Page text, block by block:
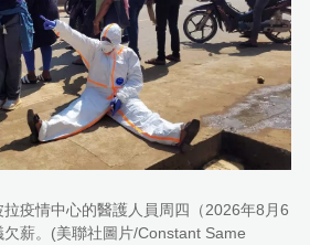
疫情中心的醫護人員周四（2026年8月6
薪。(美聯社圖片/Constant Same